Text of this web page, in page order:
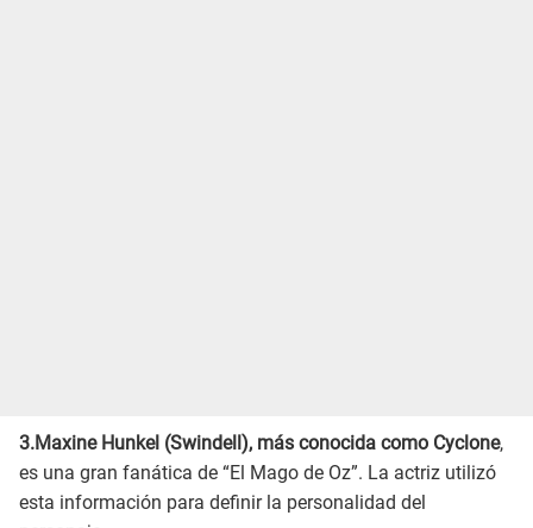
3.Maxine Hunkel (Swindell), más conocida como Cyclone,
es una gran fanática de “El Mago de Oz”. La actriz utilizó
esta información para definir la personalidad del